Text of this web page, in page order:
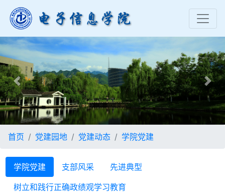
Previous Next
首页 党建园地 党建动态 学院党建
学院党建 支部风采
先进典型
树立和践行正确政绩观学习教育